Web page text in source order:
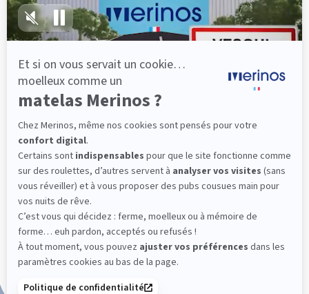
Découvrir
Fabrication Française
101 nuits d'essai*
Paiement en 3x ou 4x sans frais